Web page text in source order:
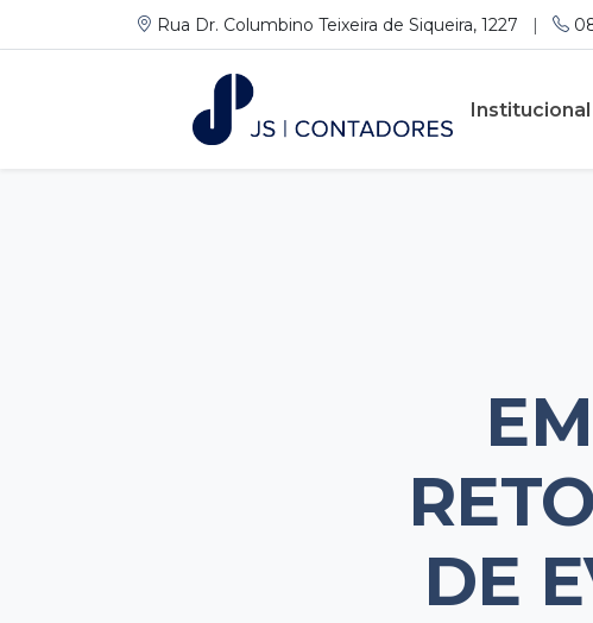
Rua Dr. Columbino Teixeira de Siqueira, 1227 |
Institucional
DE